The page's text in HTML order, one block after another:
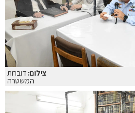
צילום:דוברות
המשטרה